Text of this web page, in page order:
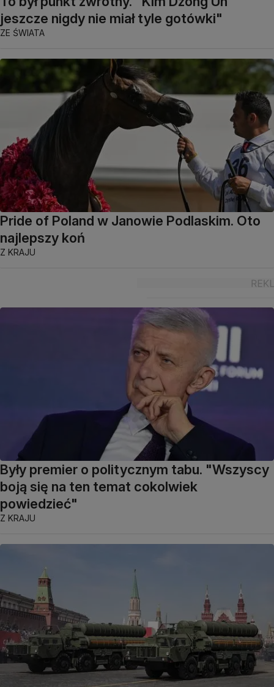
jeszcze nigdy nie miał tyle gotówki"
ZE ŚWIATA
Pride of Poland w Janowie Podlaskim. Oto
najlepszy koń
Z KRAJU
Były premier o politycznym tabu. "Wszyscy
boją się na ten temat cokolwiek
powiedzieć"
Z KRAJU